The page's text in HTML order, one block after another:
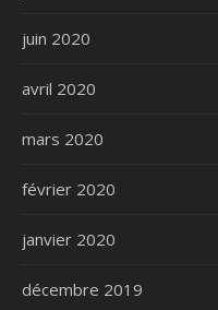
juin 2020
avril 2020
mars 2020
février 2020
janvier 2020
décembre 2019